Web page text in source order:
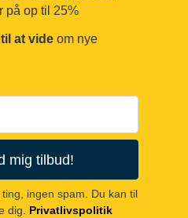
på op til 25%
at vide om nye
mig tilbud!
ingen spam. Du kan til
dig. Privatlivspolitik